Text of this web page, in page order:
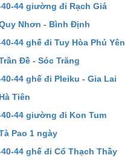
44 giường đi Rạch Giá
Nhơn - Bình Định
44 ghế đi Tuy Hòa Phú Yên
Đề - Sóc Trăng
44 ghế đi Pleiku - Gia Lai
Tiên
44 giường đi Kon Tum
Pao 1 ngày
44 ghế đi Cổ Thạch Thầy